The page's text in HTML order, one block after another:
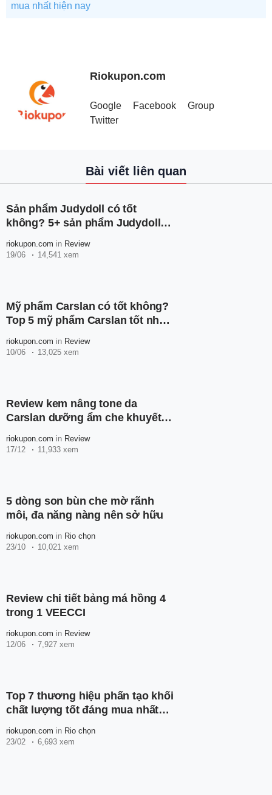
mua nhất hiện nay
Riokupon.com
Google Facebook
Group
Twitter
Bài viết liên quan
Sản phẩm Judydoll có tốt
không? 5+ sản phẩm Judydoll
riokupon.com in Review
19/06
14,541 xem
Mỹ phẩm Carslan có tốt không?
Top 5 mỹ phẩm Carslan tốt nhất
riokupon.com in Review
10/06
13,025 xem
Review kem nâng tone da
Carslan dưỡng ẩm che khuyết
riokupon.com in Review
17/12
11,933 xem
5 dòng son bùn che mờ rãnh
môi, đa năng nàng nên sở hữu
riokupon.com in Rio chọn
23/10
10,021 xem
Review chi tiết bảng má hồng 4
trong 1 VEECCI
riokupon.com in Review
12/06
7,927 xem
Top 7 thương hiệu phấn tạo khối
chất lượng tốt đáng mua nhất
riokupon.com in Rio chọn
23/02
6,693 xem